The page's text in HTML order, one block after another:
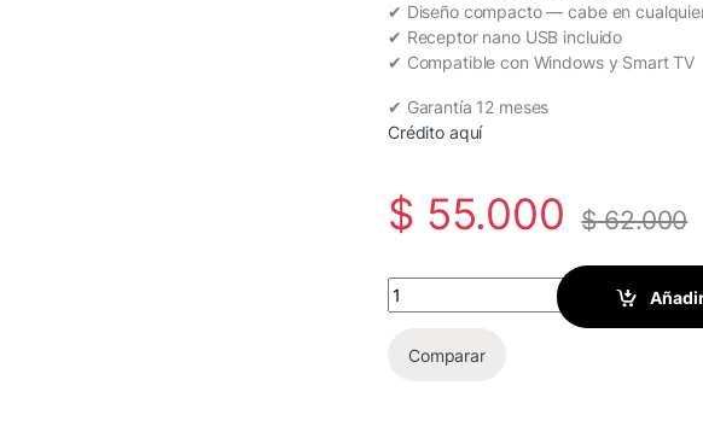
✔ Diseño compacto — cabe en
✔ Receptor nano USB incluido
✔ Compatible con Windows y Smart TV
✔ Garantía 12 meses
Crédito aquí
$ 55.000 $62.000
⌨️ Teclado Inalámbrico Genius
Comparar